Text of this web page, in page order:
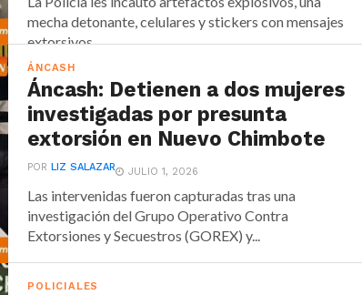
mecha detonante, celulares y stickers con mensajes
extorsivos.
ÁNCASH
Áncash: Detienen a dos mujeres
investigadas por presunta
extorsión en Nuevo Chimbote
POR LIZ SALAZAR JULIO 1, 2026
Las intervenidas fueron capturadas tras una
investigación del Grupo Operativo Contra
Extorsiones y Secuestros (GOREX) y...
POLICIALES